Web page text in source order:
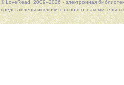
© LoveRead, 2009–2026 - электронная
представлены исключительно в